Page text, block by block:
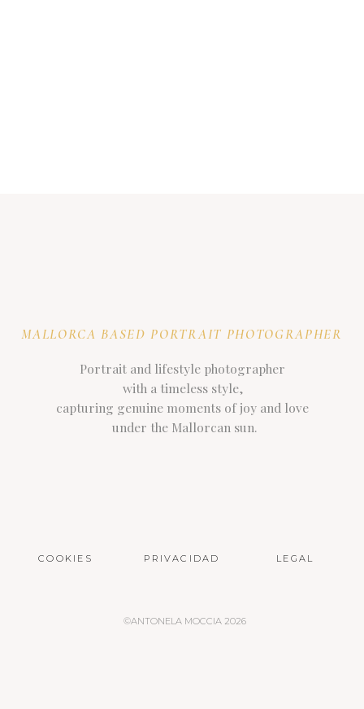
Portrait and lifestyle photographer
with a timeless style,
capturing genuine moments of joy and love
under the Mallorcan sun.
MALLORCA BASED PORTRAIT PHOTOGRAPHER
©ANTONELA MOCCIA 2026
COOKIES PRIVACIDAD LEGAL